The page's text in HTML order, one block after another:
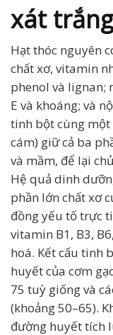
xát trắng
Hạt thóc nguyên
chất xơ, vitamin
phenol và lignan;
E và khoáng; và
tinh bột cùng một
cám) giữ cả ba
và mầm, để lại
Hệ quả dinh
phần lớn chất xơ
đồng yếu tố trực
vitamin B1, B3,
hoá. Kết cấu tinh
huyết của cơm
75 tuỳ giống và
(khoảng 50–65).
đường huyết tích